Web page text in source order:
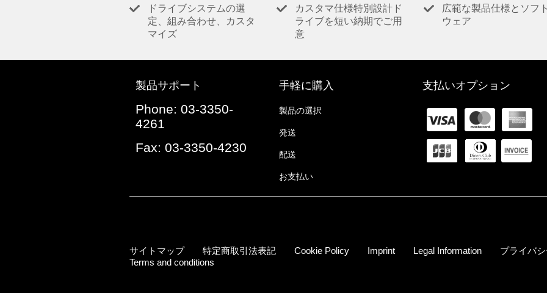
ドライブシステムの選
定、組み合わせ、カスタ
マイズ
カスタマ仕様特別設計ド
ライブを短い納期でご用
意
広範な製品仕様とソフ
ウェア
製品サポート
Phone: 03-3350-
4261
Fax: 03-3350-4230
手軽に購入
製品の選択
発送
配送
お支払い
支払いオプション
サイトマップ 特定商取引法表記 Cookie Policy Imprint Legal Information
プライバ
Terms and conditions